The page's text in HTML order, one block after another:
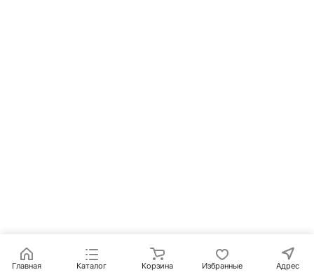
Главная Каталог Корзина Избранные Адрес